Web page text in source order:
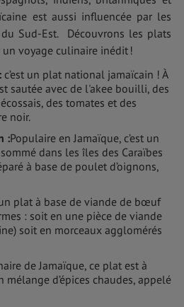
est aussi influencée par les
du Sud-Est. Découvrons les plats
voyage culinaire inédit !
c’est un plat national jamaïcain ! À
sautée avec de l'akee bouilli, des
des tomates et des
noir.
:Populaire en Jamaïque, c’est un
dans les îles des Caraïbes
à base de poulet d’oignons,
plat à base de viande de bœuf
: soit en une pièce de viande
soit en morceaux agglomérés
de Jamaïque, ce plat est à
mélange d’épices chaudes, appelé